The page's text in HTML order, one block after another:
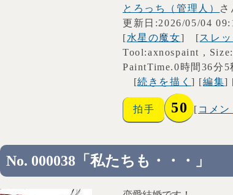
とろっち（管理人） さ
更新日:2026/05/04
[水星の魔女] [スレ
Tool:axnospaint ,
PaintTime.0時間36分5
[続きを描く] [編集]
拍手 50 [ コメン
No. 000038「私たちも・・・」